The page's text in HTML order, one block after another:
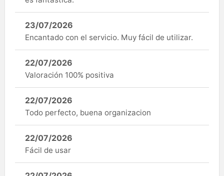
23/07/2026
Encantado con el servicio. Muy fácil de utilizar.
22/07/2026
Valoración 100% positiva
22/07/2026
Todo perfecto, buena organizacion
22/07/2026
Fácil de usar